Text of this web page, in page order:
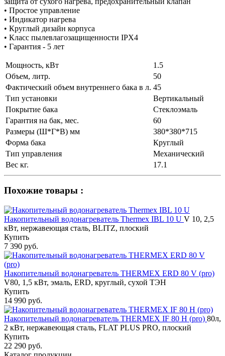
• Простое управление
• Индикатор нагрева
• Круглый дизайн корпуса
• Класс пылевлагозащищенности IPX4
• Гарантия - 5 лет
Мощность, кВт
1.5
Объем, литр.
50
Фактический объем внутреннего бака в л. 45
Тип установки
Вертикальный
Покрытие бака
Стеклоэмаль
Гарантия на бак, мес.
60
Размеры (Ш*Г*В) мм
380*380*715
Форма бака
Круглый
Тип управления
Механический
Вес кг.
17.1
Похожие товары :
Накопительный водонагреватель Thermex IBL 10 U V 10, 2,5
кВт, нержавеющая сталь, BLITZ, плоский
Купить
7 390 руб.
Накопительный водонагреватель THERMEX ERD 80 V (pro)
V80, 1,5 кВт, эмаль, ERD, круглый, сухой ТЭН
Купить
14 990 руб.
Накопительный водонагреватель THERMEX IF 80 H (pro) 80л,
2 кВт, нержавеющая сталь, FLAT PLUS PRO, плоский
Купить
22 290 руб.